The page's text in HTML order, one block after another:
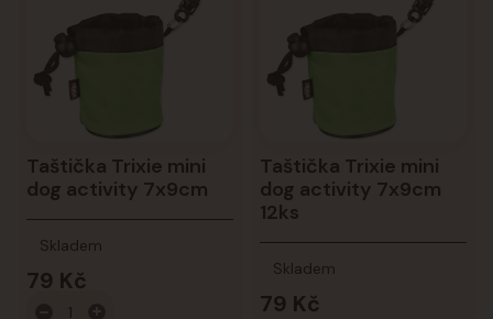
Taštička Trixie mini
dog activity 7x9cm
79 Kč
Skladem
Taštička Trixie mini
dog activity 7x9cm
12ks
79 Kč
Skladem